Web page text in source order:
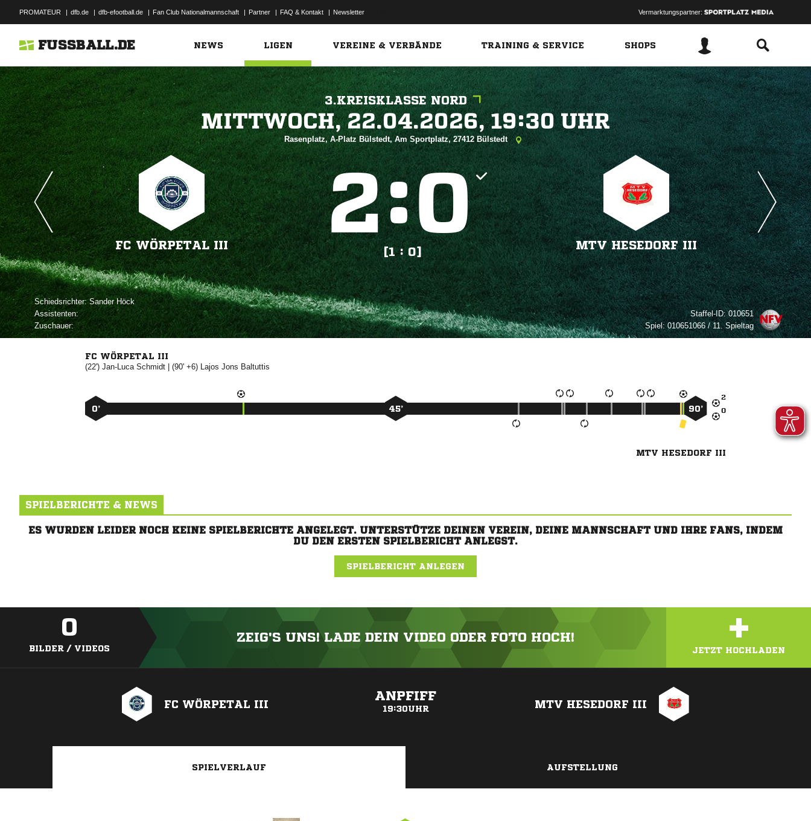
PROMATEUR | dfb.de | dfb-efootball.de | Fan Club Nationalmannschaft | Partner | FAQ & Kontakt | Newsletter Vermarktungspartner:
FUSSBALL.DE NEWS LIGEN VEREINE & VERBÄNDE TRAINING & SERVICE SHOPS
3.KREISKLASSE NORD
   
Rasenplatz, A-Platz Bülstedt, Am Sportplatz, 27412 Bülstedt
FC WÖRPETAL III
:
[1 : 0]
MTV HESEDORF III
Schiedsrichter: 
Assistenten:
Zuschauer:
Staffel-ID:010651
Spiel:010651066 / 11. Spieltag
FC WÖRPETAL III
(22') | (90' +6)   


0’ 45’ 90’
MTV HESEDORF III
SPIELBERICHTE & NEWS
ES WURDEN LEIDER NOCH KEINE SPIELBERICHTE ANGELEGT. UNTERSTÜTZE DEINEN VEREIN, DEINE MANNSCHAFT UND IHRE FANS, INDEM
DU DEN ERSTEN SPIELBERICHT ANLEGST.
SPIELBERICHT ANLEGEN
0
BILDER / VIDEOS
ZEIG'S UNS! LADE DEIN VIDEO ODER FOTO HOCH! +
JETZT HOCHLADEN
FC WÖRPETAL III
ANPFIFF
19:30UHR MTV HESEDORF III
SPIELVERLAUF AUFSTELLUNG